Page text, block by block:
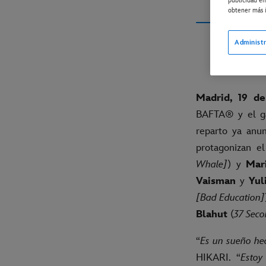
Madrid, 19
BAFTA® y el
reparto ya
protagonizan
Whale]) y
Vaisman y
[Bad Education]
Blahut (37
“Es un sueño
HIKARI. “
obtener más